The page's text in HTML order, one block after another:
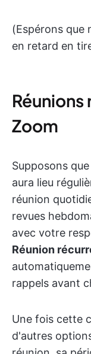
(Espérons que
en retard en
Réunions
Zoom
Supposons
aura lieu
réunion
revues
avec votre
Réunion
rappels avant
Une fois cette
d'autres